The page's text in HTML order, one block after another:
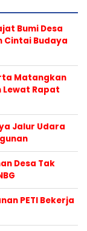
Bumi Desa
Cintai Budaya
Matangkan
Rapat
Jalur Udara
Desa Tak
PETI Bekerja